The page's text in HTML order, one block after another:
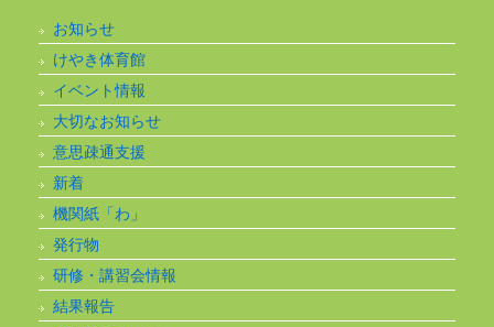
お知らせ
けやき体育館
イベント情報
大切なお知らせ
意思疎通支援
新着
機関紙「わ」
発行物
研修・講習会情報
結果報告